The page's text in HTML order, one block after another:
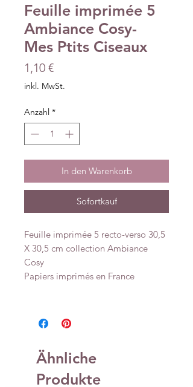
Feuille imprimée 5
Ambiance Cosy-
Mes Ptits Ciseaux
1,10 €Preis
inkl. MwSt.
Anzahl *
In den Warenkorb
Sofortkauf
Feuille imprimée 5 recto-verso 30,5
X 30,5 cm collection Ambiance
Cosy
Papiers imprimés en France
Ähnliche
Produkte